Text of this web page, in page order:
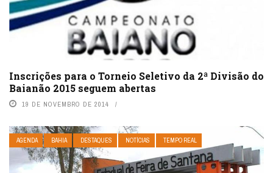
Inscrições para o Torneio Seletivo da 2ª Divisão do
Baianão 2015 seguem abertas
19 DE NOVEMBRO DE 2014
AGENDA BAHIA DESTAQUES NOTÍCIAS TEMPO REAL